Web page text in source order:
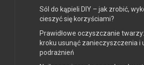
Sól do kąpieli DIY – jak zrobić,
cieszyć się korzyściami?
Prawidłowe oczyszczanie
kroku usunąć zanieczyszczenia i
podrażnień